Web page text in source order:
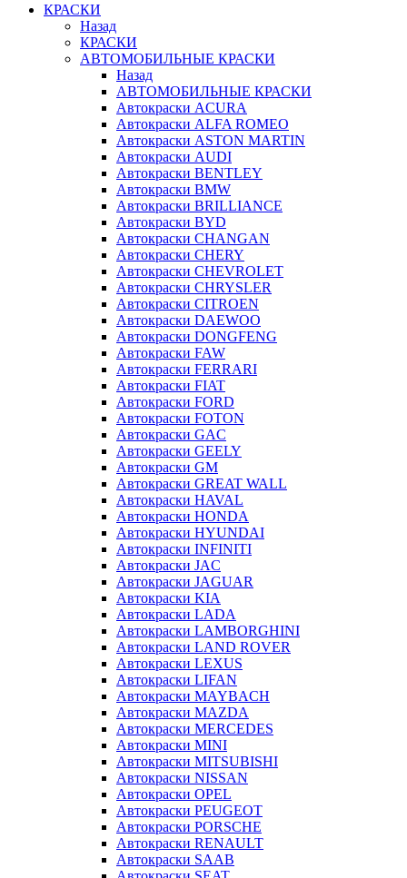
КРАСКИ
Назад
КРАСКИ
АВТОМОБИЛЬНЫЕ КРАСКИ
Назад
АВТОМОБИЛЬНЫЕ КРАСКИ
Автокраски ACURA
Автокраски ALFA ROMEO
Автокраски ASTON MARTIN
Автокраски AUDI
Автокраски BENTLEY
Автокраски BMW
Автокраски BRILLIANCE
Автокраски BYD
Автокраски CHANGAN
Автокраски CHERY
Автокраски CHEVROLET
Автокраски CHRYSLER
Автокраски CITROEN
Автокраски DAEWOO
Автокраски DONGFENG
Автокраски FAW
Автокраски FERRARI
Автокраски FIAT
Автокраски FORD
Автокраски FOTON
Автокраски GAC
Автокраски GEELY
Автокраски GM
Автокраски GREAT WALL
Автокраски HAVAL
Автокраски HONDA
Автокраски HYUNDAI
Автокраски INFINITI
Автокраски JAC
Автокраски JAGUAR
Автокраски KIA
Автокраски LADA
Автокраски LAMBORGHINI
Автокраски LAND ROVER
Автокраски LEXUS
Автокраски LIFAN
Автокраски MAYBACH
Автокраски MAZDA
Автокраски MERCEDES
Автокраски MINI
Автокраски MITSUBISHI
Автокраски NISSAN
Автокраски OPEL
Автокраски PEUGEOT
Автокраски PORSCHE
Автокраски RENAULT
Автокраски SAAB